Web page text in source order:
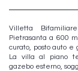
Villetta
Pietrasanta a 600
curato, posto auto e
La villa al piano
gazebo esterno,